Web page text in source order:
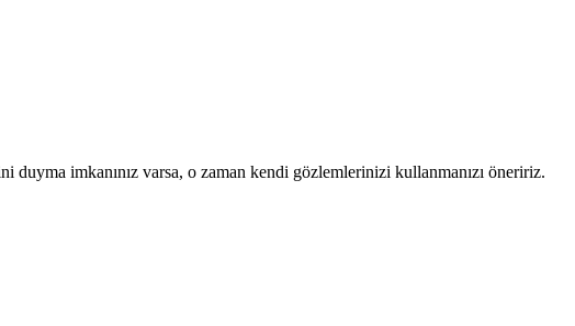
duyma imkanınız varsa, o zaman kendi gözlemlerinizi kullanmanızı öneririz.